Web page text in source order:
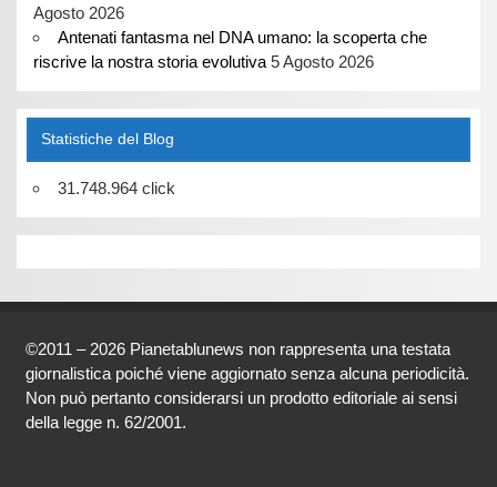
Agosto 2026
Antenati fantasma nel DNA umano: la scoperta che
riscrive la nostra storia evolutiva 5 Agosto 2026
Statistiche del Blog
31.748.964 click
©2011 – 2026 Pianetablunews non rappresenta una testata
giornalistica poiché viene aggiornato senza alcuna periodicità.
Non può pertanto considerarsi un prodotto editoriale ai sensi
della legge n. 62/2001.